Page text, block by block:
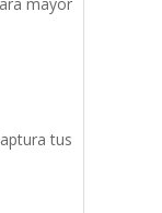
mayor
tus